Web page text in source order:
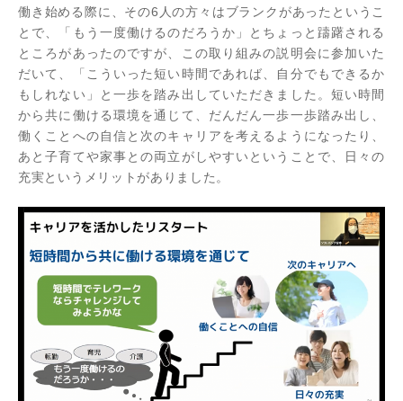
働き始める際に、その6人の方々はブランクがあったというこ
とで、「もう一度働けるのだろうか」とちょっと躊躇される
ところがあったのですが、この取り組みの説明会に参加いた
だいて、「こういった短い時間であれば、自分でもできるか
もしれない」と一歩を踏み出していただきました。短い時間
から共に働ける環境を通じて、だんだん一歩一歩踏み出し、
働くことへの自信と次のキャリアを考えるようになったり、
あと子育てや家事との両立がしやすいということで、日々の
充実というメリットがありました。